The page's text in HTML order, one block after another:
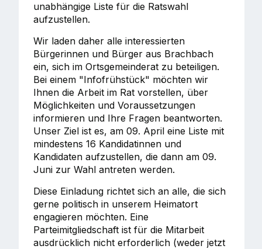
unabhängige Liste für die Ratswahl
aufzustellen.
Wir laden daher alle interessierten
Bürgerinnen und Bürger aus Brachbach
ein, sich im Ortsgemeinderat zu beteiligen.
Bei einem "Infofrühstück" möchten wir
Ihnen die Arbeit im Rat vorstellen, über
Möglichkeiten und Voraussetzungen
informieren und Ihre Fragen beantworten.
Unser Ziel ist es, am 09. April eine Liste mit
mindestens 16 Kandidatinnen und
Kandidaten aufzustellen, die dann am 09.
Juni zur Wahl antreten werden.
Diese Einladung richtet sich an alle, die sich
gerne politisch in unserem Heimatort
engagieren möchten. Eine
Parteimitgliedschaft ist für die Mitarbeit
ausdrücklich nicht erforderlich (weder jetzt